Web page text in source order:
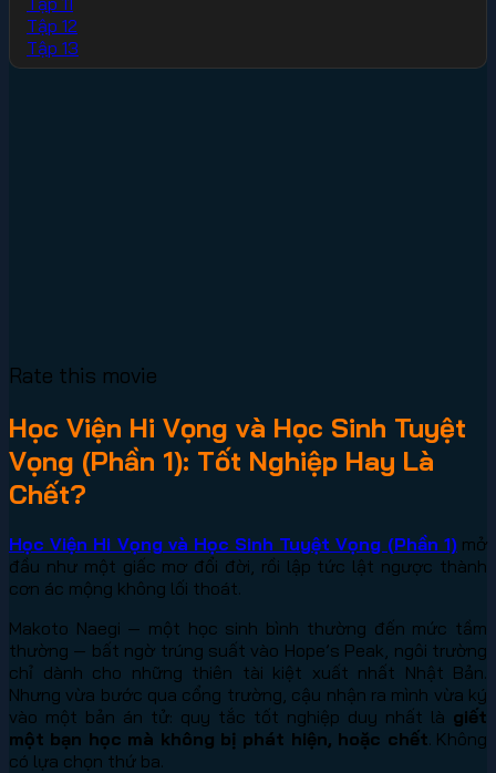
Tập 12
Tập 13
Rate this movie
Học Viện Hi Vọng và Học Sinh Tuyệt
Vọng (Phần 1): Tốt Nghiệp Hay Là
Chết?
Học Viện Hi Vọng và Học Sinh Tuyệt Vọng (Phần 1)mở
đầu như một giấc mơ đổi đời, rồi lập tức lật ngược thành
cơn ác mộng không lối thoát.
Makoto Naegi — một học sinh bình thường đến mức tầm
thường — bất ngờ trúng suất vào Hope’s Peak, ngôi trường
chỉ dành cho những thiên tài kiệt xuất nhất Nhật Bản.
Nhưng vừa bước qua cổng trường, cậu nhận ra mình vừa ký
vào một bản án tử: quy tắc tốt nghiệp duy nhất là giết
một bạn học mà không bị phát hiện, hoặc chết. Không
có lựa chọn thứ ba.